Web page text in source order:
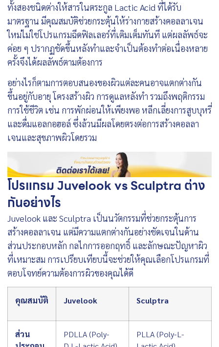
ทั้งสองชนิดต่างให้สารในตระกูล Lactic Acid ที่ได้รับ
มาตรฐาน มีคุณสมบัติช่วยกระตุ้นให้ร่างกายสร้างคอลลาเจน
ใหม่ไม่ใช่โปรแกรมฉีดฟิลเลอร์ที่เติมเต็มทันที แต่ผลลัพธ์จะ
ค่อย ๆ ปรากฏชัดขึ้นหลังทำและจำเป็นต้องทำต่อเนื่องหลาย
ครั้งจึงได้ผลลัพธ์ตามต้องการ
อย่างไรก็ตามการตอบสนองของผิวแต่ละคนอาจแตกต่างกัน
ขึ้นอยู่กับอายุ โครงสร้างผิว การดูแลหลังทำ รวมถึงพฤติกรรม
การใช้ชีวิต เช่น การพักผ่อนให้เพียงพอ หลีกเลี่ยงการสูบบุหรี่
และดื่มแอลกอฮอล์ ซึ่งล้วนมีผลโดยตรงต่อการสร้างคอลลา
เจนและสุขภาพผิวโดยรวม
โปรแกรม Juvelook vs Sculptra ต่าง
กันอย่างไร
Juvelook และ Sculptra เป็นนวัตกรรมที่ช่วยกระตุ้นการ
สร้างคอลลาเจน แต่มีความแตกต่างกันอย่างชัดเจนในด้าน
ส่วนประกอบหลัก กลไกการออกฤทธิ์ และลักษณะปัญหาผิว
ที่เหมาะสม การเปรียบเทียบนี้จะช่วยให้คุณเลือกโปรแกรมที่
ตอบโจทย์ความต้องการผิวของคุณได้ดี
คุณสมบัติ Juvelook Sculptra
ส่วน
PDLLA (Poly-
PLLA (Poly-L-